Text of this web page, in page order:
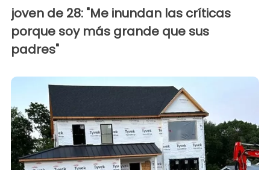
joven de 28: "Me inundan las críticas
porque soy más grande que sus
padres"